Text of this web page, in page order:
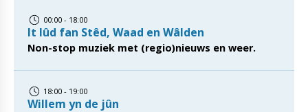
00:00 - 18:00
It lûd fan Stêd, Waad en Wâlden
Non-stop muziek met (regio)nieuws en weer.
18:00 - 19:00
Willem yn de jûn